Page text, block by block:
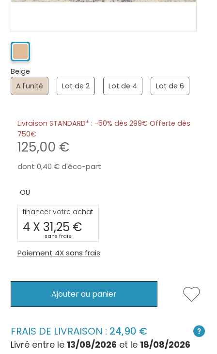
Beige
A l'unité
Lot de 2 Lot de 4 Lot de 6
Livraison STANDARD* : -50% dès 299€ Offerte dès
750
125,00
dont 0,40d'éco-part
financer votre achat
4 X 31,25
sans frais
Paiement 4X sans frais
Ajouter au panier
FRAIS DE LIVRAISON : 24,90
Livré entre le 13/08/2026 et le 18/08/2026